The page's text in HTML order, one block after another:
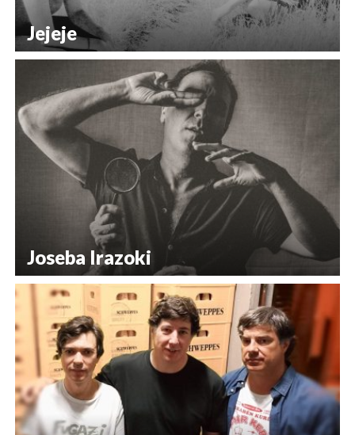
Jejeje
Joseba Irazoki